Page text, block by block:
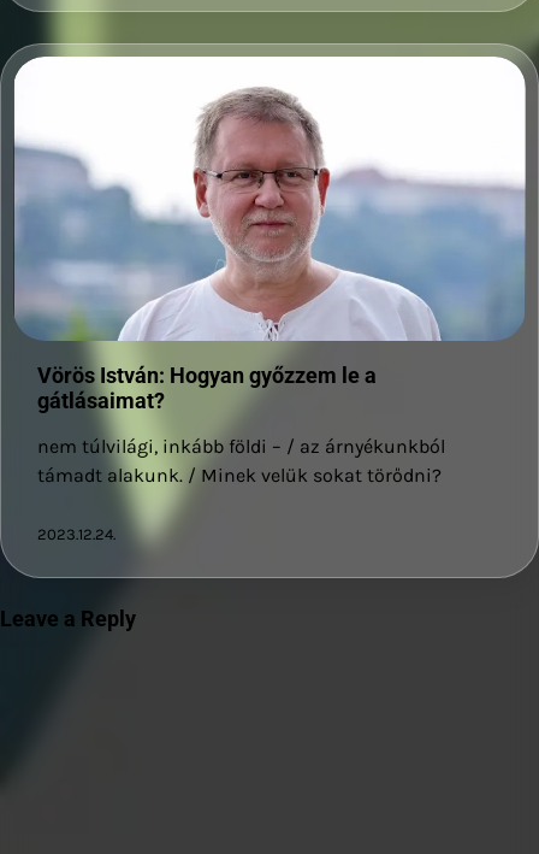
Vörös István: Hogyan győzzem le a
gátlásaimat?
nem túlvilági, inkább földi – / az árnyékunkból
támadt alakunk. / Minek velük sokat törődni?
2023.12.24.
Leave a Reply